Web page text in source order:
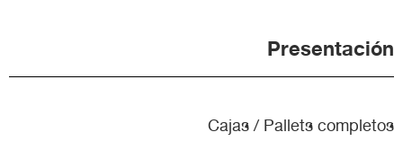
Presentación
Cajas / Pallets completos